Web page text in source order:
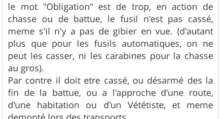
le mot "Obligation" est de trop, en action de
chasse ou de battue, le fusil n'est pas cassé,
meme s'il n'y a pas de gibier en vue. (d'autant
plus que pour les fusils automatiques, on ne
peut les casser, ni les carabines pour la chasse
au gros).
Par contre il doit etre cassé, ou désarmé des la
fin de la battue, ou a l'approche d'une route,
d'une habitation ou d'un Vététiste, et meme